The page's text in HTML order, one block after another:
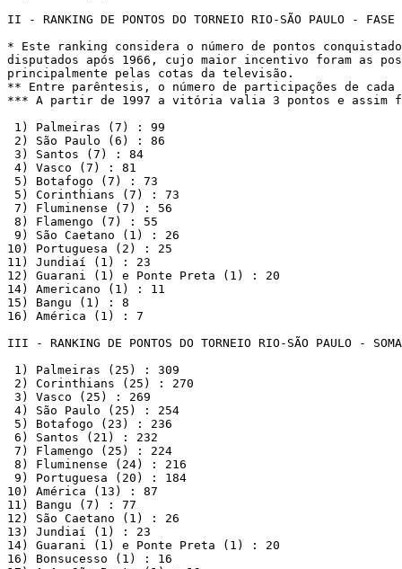
II - RANKING DE PONTOS DO TORNEIO RIO-SÃO PAULO -
* Este ranking considera o número de pontos
disputados após 1966, cujo maior incentivo foram as
principalmente pelas cotas da televisão.
** Entre parêntesis, o número de participações de cada
*** A partir de 1997 a vitória valia 3 pontos e assim
1) Palmeiras (7) : 99
2) São Paulo (6) : 86
3) Santos (7) : 84
4) Vasco (7) : 81
5) Botafogo (7) : 73
5) Corinthians (7) : 73
7) Fluminense (7) : 56
8) Flamengo (7) : 55
9) São Caetano (1) : 26
10) Portuguesa (2) : 25
11) Jundiaí (1) : 23
12) Guarani (1) e Ponte Preta (1) : 20
14) Americano (1) : 11
15) Bangu (1) : 8
16) América (1) : 7
III - RANKING DE PONTOS DO TORNEIO RIO-SÃO PAULO -
1) Palmeiras (25) : 309
2) Corinthians (25) : 270
3) Vasco (25) : 269
4) São Paulo (25) : 254
5) Botafogo (23) : 236
6) Santos (21) : 232
7) Flamengo (25) : 224
8) Fluminense (24) : 216
9) Portuguesa (20) : 184
10) América (13) : 87
11) Bangu (7) : 77
12) São Caetano (1) : 26
13) Jundiaí (1) : 23
14) Guarani (1) e Ponte Preta (1) : 20
16) Bonsucesso (1) : 16